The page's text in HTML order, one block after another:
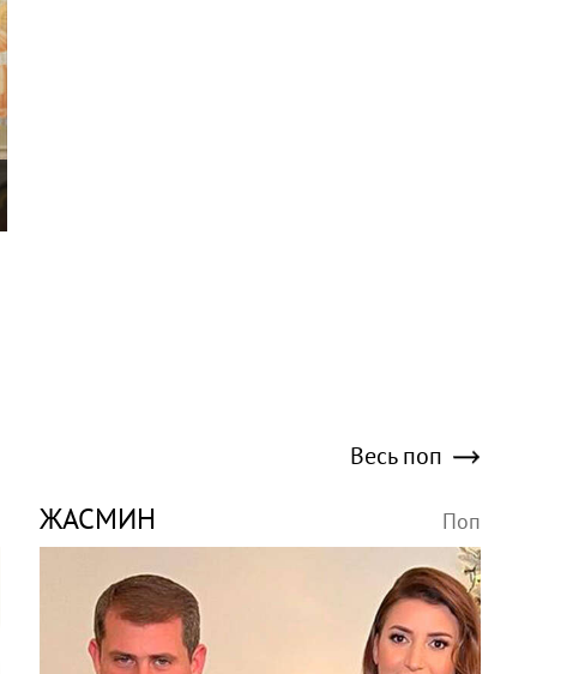
Весь поп
ЖАСМИН Поп